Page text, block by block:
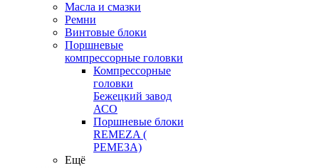
Масла и смазки
Ремни
Винтовые блоки
Поршневые
компрессорные головки
Компрессорные
головки
Бежецкий завод
АСО
Поршневые блоки
REMEZA (
РЕМЕЗА)
Ещё